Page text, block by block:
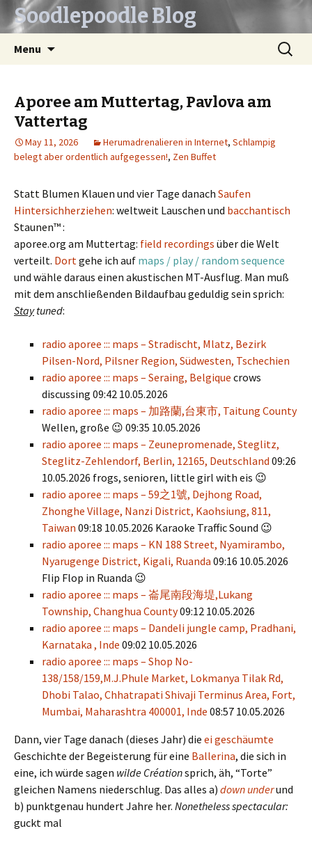
Soodlepoodle Blog
Menu
Search
for:
Aporee am Muttertag, Pavlova am
Vattertag
May 11, 2026 Herumadrenalieren in Internet, Schlampig
belegt aber ordentlich aufgegessen!, Zen Buffet
Statt Blumen Klauen und vier Tage danach Saufen
Hintersichherziehen: weltweit Lauschen und bacchantisch
Staunen™ :
aporee.org am Muttertag: field recordings über die Welt
verteilt. Dortgehe ich auf maps / play / random sequence
und wähle daraus einen akustischen MT-Ausflug. Man muß
mit dem anschließenden Bildaufbau geduldig sein sprich:
Staytuned:
radio aporee ::: maps – Stradischt, Mlatz, Bezirk
Pilsen-Nord, Pilsner Region, Südwesten, Tschechien
radio aporee ::: maps – Seraing, Belgique crows
discussing 09:42 10.05.2026
radio aporee ::: maps – 加路蘭,台東市, Taitung County
Wellen, große 😉 09:35 10.05.2026
radio aporee ::: maps – Zeunepromenade, Steglitz,
Steglitz-Zehlendorf, Berlin, 12165, Deutschland 09:26
10.05.2026 frogs, senioren, little girl with eis 😉
radio aporee ::: maps – 59之1號, Dejhong Road,
Zhonghe Village, Nanzi District, Kaohsiung, 811,
Taiwan 09:18 10.05.2026 Karaoke Traffic Sound 😉
radio aporee ::: maps – KN 188 Street, Nyamirambo,
Nyarugenge District, Kigali, Ruanda 09:16 10.05.2026
Flip Flop in Ruanda 😉
radio aporee ::: maps – 崙尾南段海堤,Lukang
Township, Changhua County09:12 10.05.2026
radio aporee ::: maps – Dandeli jungle camp, Pradhani,
Karnataka , Inde 09:02 10.05.2026
radio aporee ::: maps – Shop No-
138/158/159,M.J.Phule Market, Lokmanya Tilak Rd,
Dhobi Talao, Chhatrapati Shivaji Terminus Area, Fort,
Mumbai, Maharashtra 400001, Inde 08:57 10.05.2026
Dann, vier Tage danach (dieses Jahr) die ei geschäumte
Geschichte der Begeisterung für eine Ballerina, die sich in
eine, ich würde sagen wilde Créationsprich, äh, “Torte”
gleichen Namens niederschlug. Das alles a) down underund
b) punktgenau hundert Jahre her. Nonetheless spectacular:
guckt mal